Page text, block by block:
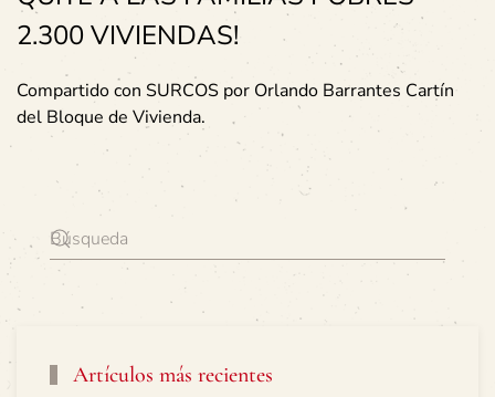
2.300 VIVIENDAS!
Compartido con SURCOS por Orlando Barrantes Cartín
del Bloque de Vivienda.
Artículos más recientes